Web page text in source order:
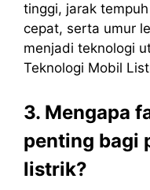
tinggi, jarak
cepat, serta umur
menjadi teknologi
Teknologi Mobil
3. Mengapa
penting bagi
listrik?